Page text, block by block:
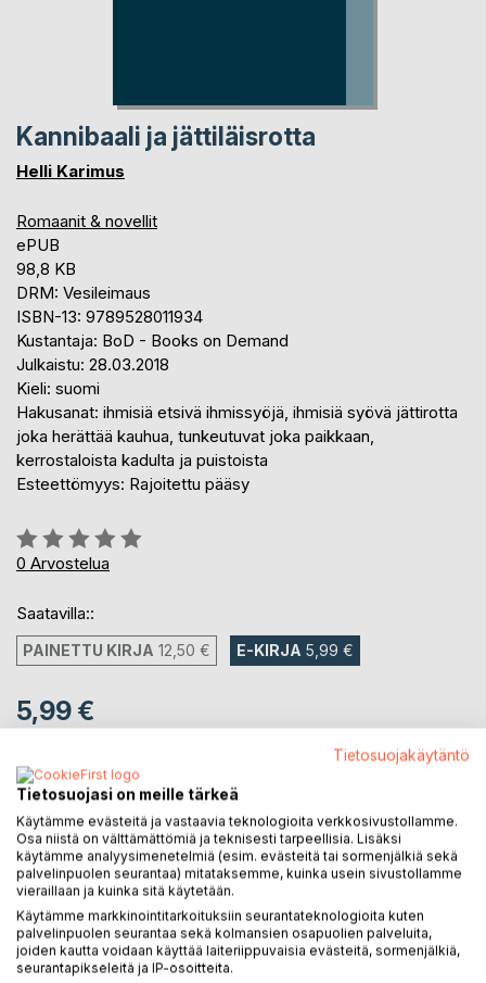
Kannibaali ja jättiläisrotta
Helli Karimus
Romaanit & novellit
ePUB
98,8 KB
DRM: Vesileimaus
ISBN-13: 9789528011934
Kustantaja: BoD - Books on Demand
Julkaistu: 28.03.2018
Kieli: suomi
Hakusanat: ihmisiä etsivä ihmissyöjä, ihmisiä syövä jättirotta
joka herättää kauhua, tunkeutuvat joka paikkaan,
kerrostaloista kadulta ja puistoista
Esteettömyys: Rajoitettu pääsy
Arvostelu::
0%
0 Arvostelua
Saatavilla::
PAINETTU KIRJA 12,50 € E-KIRJA 5,99 €
5,99 €
LISÄÄ OSTOSKORIIN
Lisää muistilistalle
Arvostele tuote
Tietosuojakäytäntö
Tietosuojasi on meille tärkeä
Käytämme evästeitä ja vastaavia teknologioita verkkosivustollamme.
Osa niistä on välttämättömiä ja teknisesti tarpeellisia. Lisäksi
käytämme analyysimenetelmiä (esim. evästeitä tai sormenjälkiä sekä
palvelinpuolen seurantaa) mitataksemme, kuinka usein sivustollamme
vieraillaan ja kuinka sitä käytetään.
Käytämme markkinointitarkoituksiin seurantateknologioita kuten
palvelinpuolen seurantaa sekä kolmansien osapuolien palveluita,
joiden kautta voidaan käyttää laiteriippuvaisia evästeitä, sormenjälkiä,
seurantapikseleitä ja IP-osoitteita.